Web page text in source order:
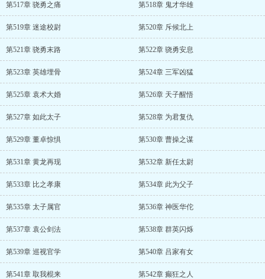
第517章 骁勇之痛 第518章 鬼才华雄
第519章 迷途校尉 第520章 斥候北上
第521章 骁勇末路 第522章 骁勇安息
第523章 英雄埋骨 第524章 三军凶猛
第525章 袁术大婚 第526章 天子醒悟
第527章 如此太子 第528章 为君复仇
第529章 董卓惊惧 第530章 曹操之谋
第531章 黄龙再现 第532章 新任太尉
第533章 比之孝康 第534章 此为父子
第535章 太子属官 第536章 神医华佗
第537章 袁公剑法 第538章 群英闪烁
第539章 巡视官学 第540章 吕家有女
第541章 取我棍来 第542章 癫狂之人